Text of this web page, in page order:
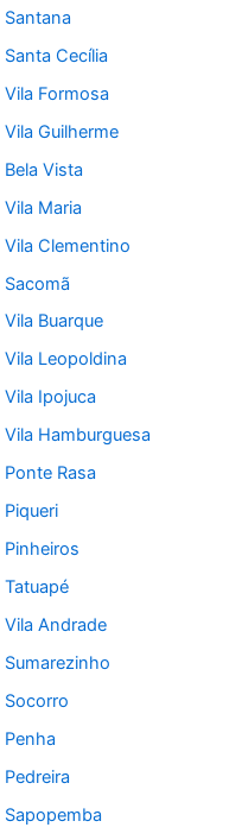
Cecília
Formosa
Guilherme
Vista
Maria
Clementino
Buarque
Leopoldina
Ipojuca
Hamburguesa
Rasa
Andrade